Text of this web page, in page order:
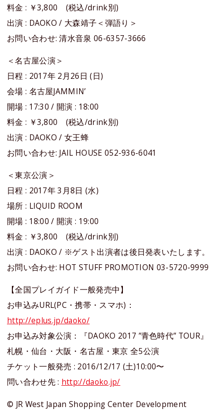
料金 : ￥3,800 (税込/drink別)
出演 : DAOKO / 大森靖子＜弾語り＞
お問い合わせ: 清水音泉 06-6357-3666
＜名古屋公演＞
日程 : 2017年 2月26日 (日)
会場 : 名古屋JAMMIN’
開場 : 17:30 / 開演 : 18:00
料金 : ￥3,800 (税込/drink別)
出演 : DAOKO / 女王蜂
お問い合わせ: JAIL HOUSE 052-936-6041
＜東京公演＞
日程 : 2017年 3月8日 (水)
場所 : LIQUID ROOM
開場 : 18:00 / 開演 : 19:00
料金 : ￥3,800 (税込/drink別)
出演 : DAOKO / ※ゲスト出演者は後日発表いたします。
お問い合わせ: HOT STUFF PROMOTION 03-5720-9999
【全国プレイガイド一般発売中】
お申込みURL(PC・携帯・スマホ)：
http://eplus.jp/daoko/
お申込み対象公演：『DAOKO 2017 ”青色時代” TOUR』
札幌・仙台・大阪・名古屋・東京 全5公演
チケット一般発売 : 2016/12/17 (土)10:00〜
問い合わせ先 : http://daoko.jp/
© JR West Japan Shopping Center Development